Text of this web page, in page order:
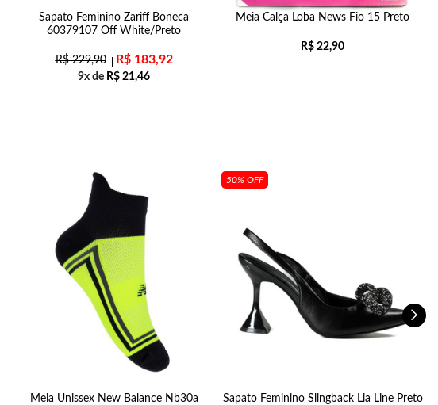
Sapato Feminino Zariff Boneca
60379107 Off White/Preto
R$229,90 R$183,92
9x de R$ 21,46
Meia Calça Loba News Fio 15 Preto
R$ 22,90
Meia Unissex New Balance Nb30a
50% OFF
Sapato Feminino Slingback Lia Line Preto